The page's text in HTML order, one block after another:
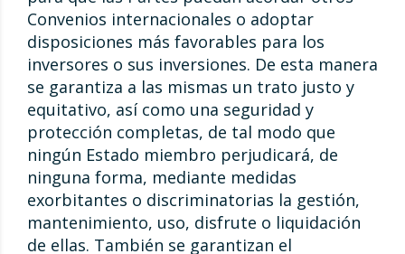
Convenios internacionales o adoptar
disposiciones más favorables para los
inversores o sus inversiones. De esta manera
se garantiza a las mismas un trato justo y
equitativo, así como una seguridad y
protección completas, de tal modo que
ningún Estado miembro perjudicará, de
ninguna forma, mediante medidas
exorbitantes o discriminatorias la gestión,
mantenimiento, uso, disfrute o liquidación
de ellas. También se garantizan el